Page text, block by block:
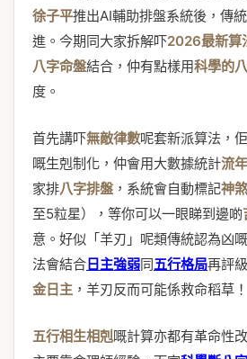
徐子平推出AI輔助排盤系統後，傳統
進。今期同大家拆解吓2026最新算
八字命盤結合，仲有點樣用科學的
度。
首先講吓無敵律數呢套新派算法，
嘅生剋制化，仲會用大數據統計流
家排八字排盤 ，系統會自動標記神煞
至5粒星），等你可以一眼睇到邊啲
意。好似「羊刃」呢類傳統認為凶
法會結合日主強弱同五行格局再評
金日主 ，羊刃反而可能係救命稻草！
五行相生相剋嘅計算亦都有革命性